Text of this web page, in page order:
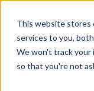
This website stores
services to you,
We won't track your
so that you're not
Aller
contenu